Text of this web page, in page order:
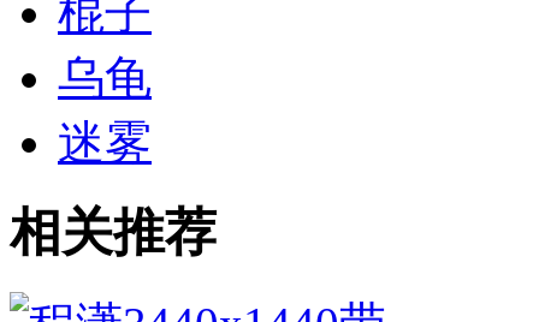
棍子
乌龟
迷雾
相关推荐